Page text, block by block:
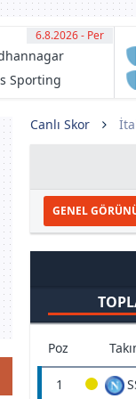
12:30
6.8.2026 - Per
Sporting
Canlı Skor
GENEL
Poz
1